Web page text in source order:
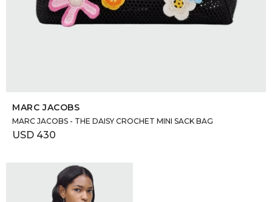
MARC JACOBS
MARC JACOBS - THE DAISY CROCHET MINI SACK BAG
USD 430